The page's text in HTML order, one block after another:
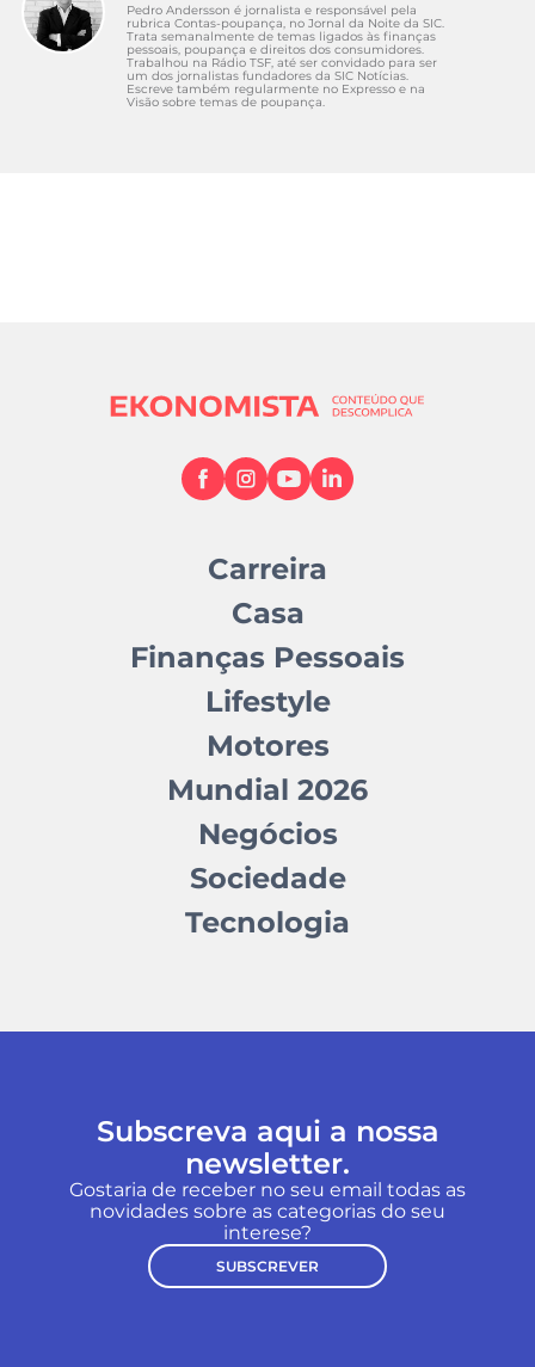
Pedro Andersson é jornalista e responsável pela
rubrica Contas-poupança, no Jornal da Noite da SIC.
Trata semanalmente de temas ligados às finanças
pessoais, poupança e direitos dos consumidores.
Trabalhou na Rádio TSF, até ser convidado para ser
um dos jornalistas fundadores da SIC Notícias.
Escreve também regularmente no Expresso e na
Visão sobre temas de poupança.
Carreira
Casa
Finanças Pessoais
Lifestyle
Motores
Mundial 2026
Negócios
Sociedade
Tecnologia
Subscreva aqui a nossa
newsletter.
Gostaria de receber no seu email todas as
novidades sobre as categorias do seu
interese?
SUBSCREVER